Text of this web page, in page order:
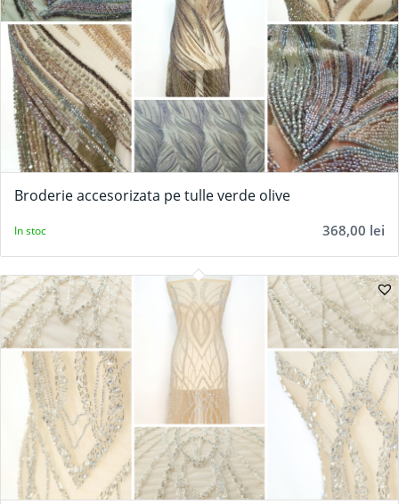
Broderie accesorizata pe tulle verde olive
368,00 lei
In stoc